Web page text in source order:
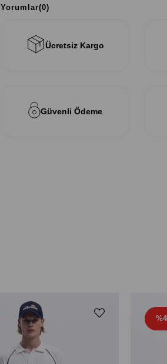
Yorumlar(0)
Ücretsiz Kargo
Güvenli Ödeme